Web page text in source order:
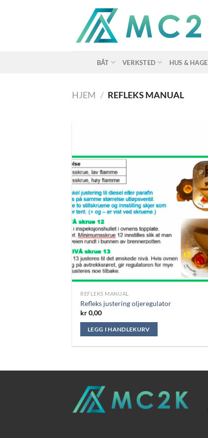
BÅT VERKSTED HUS & HAGE
HJEM / REFLEKS MANUAL
REFLEKS MANUAL
Refleks justering oljeregulator
kr0,00
LEGG I HANDLEKURV